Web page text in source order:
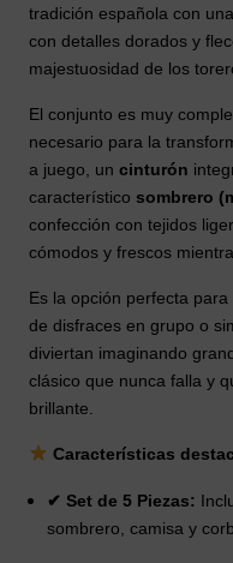
tradición española con
con detalles dorados y
majestuosidad de los
El conjunto es muy
necesario para la
a juego, un cinturón
característico sombrero
confección con tejidos
cómodos y frescos
Es la opción perfecta
de disfraces en grupo o
diviertan imaginando
clásico que nunca falla y
brillante.
Características
✔ Set de 5 Piezas:
sombrero, camisa y